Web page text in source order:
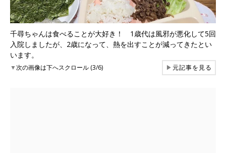
千尋ちゃんは食べることが大好き！ 1歳代は風邪が悪化して5回
入院しましたが、2歳になって、熱を出すことが減ってきたとい
います。
▼次の画像は下へスクロール (3/6) ▶元記事を見る